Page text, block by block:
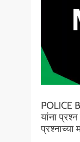
POLICE
यांना
प्रश्नाच्या